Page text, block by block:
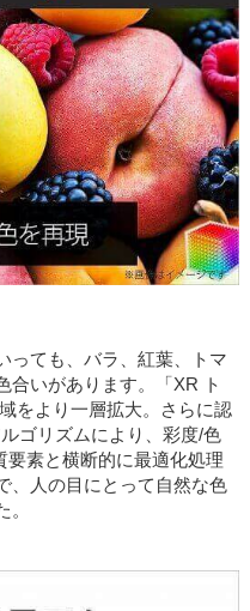
っても、バラ、紅葉、トマ
合いがあります。「XR ト
をより一層拡大。さらに認
ゴリズムにより、彩度/色
素と横断的に最適化処理
、人の目にとって自然な色